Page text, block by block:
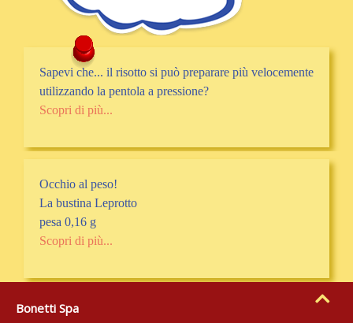
Sapevi che... il risotto si può preparare più velocemente
utilizzando la pentola a pressione?
Scopri di più...
Occhio al peso!
La bustina Leprotto
pesa 0,16 g
Scopri di più...
Bonetti Spa